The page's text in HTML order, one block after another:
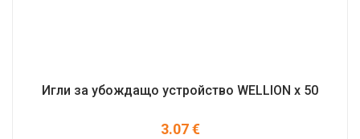
Игли за убождaщо устройство WELLION x 50
3.07€